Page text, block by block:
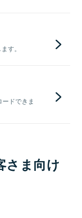
す。
ドできま
さま向け